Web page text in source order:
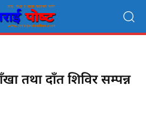
तथा दाँत शिविर सम्पन्न